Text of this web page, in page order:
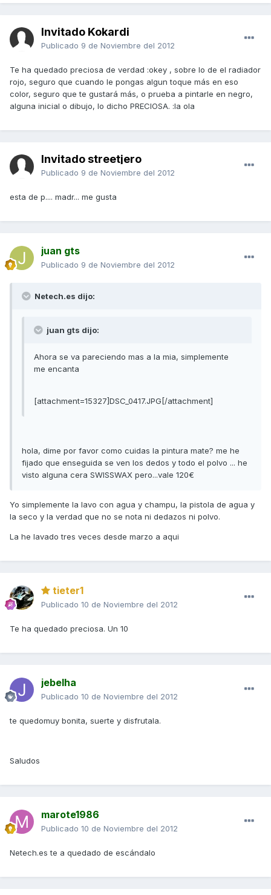
Invitado Kokardi
Publicado 9 de Noviembre del 2012
Te ha quedado preciosa de verdad :okey , sobre lo de el radiador
rojo, seguro que cuando le pongas algun toque más en eso
color, seguro que te gustará más, o prueba a pintarle en negro,
alguna inicial o dibujo, lo dicho PRECIOSA. :la ola
Invitado streetjero
Publicado 9 de Noviembre del 2012
esta de p.... madr... me gusta
juan gts
Publicado 9 de Noviembre del 2012
Netech.es dijo:
juan gts dijo:
Ahora se va pareciendo mas a la mia, simplemente
me encanta
[attachment=15327]DSC_0417.JPG[/attachment]
hola, dime por favor como cuidas la pintura mate? me he
fijado que enseguida se ven los dedos y todo el polvo ... he
visto alguna cera SWISSWAX pero...vale 120€
Yo simplemente la lavo con agua y champu, la pistola de agua y
la seco y la verdad que no se nota ni dedazos ni polvo.
La he lavado tres veces desde marzo a aqui
tieter1
Publicado 10 de Noviembre del 2012
Te ha quedado preciosa. Un 10
jebelha
Publicado 10 de Noviembre del 2012
te quedomuy bonita, suerte y disfrutala.
Saludos
marote1986
Publicado 10 de Noviembre del 2012
Netech.es te a quedado de escándalo